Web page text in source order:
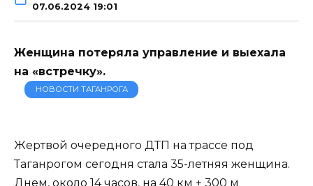
07.06.2024 19:01
Женщина потеряла управление и выехала
на «встречку».
НОВОСТИ ТАГАНРОГА
Жертвой очередного ДТП на трассе под
Таганрогом сегодня стала 35-летняя женщина.
Днем, около 14 часов, на 40 км + 300 м